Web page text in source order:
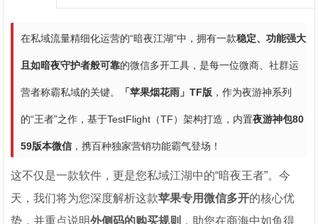
在私域流量精细化运营的“暗夜江湖”中，拥有一款稳定、功能强大
且如暗夜守护者般可靠的微信多开工具，是每一位微商、社群运
营者称霸私域的关键。 「苹果烟花雨」TF版 ，作为夜游神系列
的“王者”之作，基于TestFlight（TF）架构打造，内置夜游神包80
59版本微信 ，携百种独家营销功能霸气登场！
这不仅是一款软件，更是您私域江湖中的“暗夜王者”。今
天，我们将为您深度解析这款苹果专用微信多开的核心优
势，并重点说明外侧码的购买规则 ，助您在商海中如鱼得